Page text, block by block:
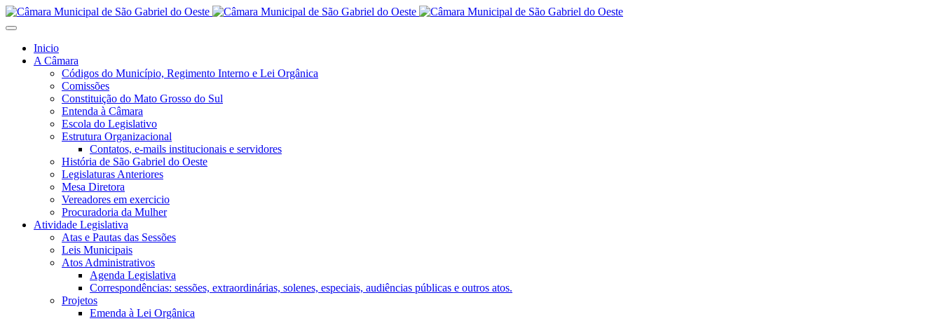
Inicio
A Câmara
Códigos do Município, Regimento Interno e Lei Orgânica
Comissões
Constituição do Mato Grosso do Sul
Entenda à Câmara
Escola do Legislativo
Estrutura Organizacional
Contatos, e-mails institucionais e servidores
História de São Gabriel do Oeste
Legislaturas Anteriores
Mesa Diretora
Vereadores em exercicio
Procuradoria da Mulher
Atividade Legislativa
Atas e Pautas das Sessões
Leis Municipais
Atos Administrativos
Agenda Legislativa
Correspondências: sessões, extraordinárias, solenes, especiais, audiências públicas e outros atos.
Projetos
Emenda à Lei Orgânica